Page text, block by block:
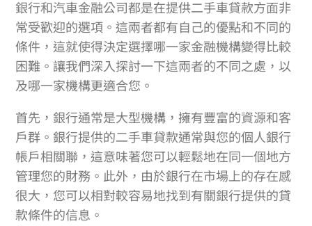
銀行和汽車金融公司都是在提供二手車貸款方面非
常受歡迎的選項。這兩者都有自己的優點和不同的
條件，這就使得決定選擇哪一家金融機構變得比較
困難。讓我們深入探討一下這兩者的不同之處，以
及哪一家機構更適合您。
首先，銀行通常是大型機構，擁有豐富的資源和客
戶群。銀行提供的二手車貸款通常與您的個人銀行
帳戶相關聯，這意味著您可以輕鬆地在同一個地方
管理您的財務。此外，由於銀行在市場上的存在感
很大，您可以相對較容易地找到有關銀行提供的貸
款條件的信息。